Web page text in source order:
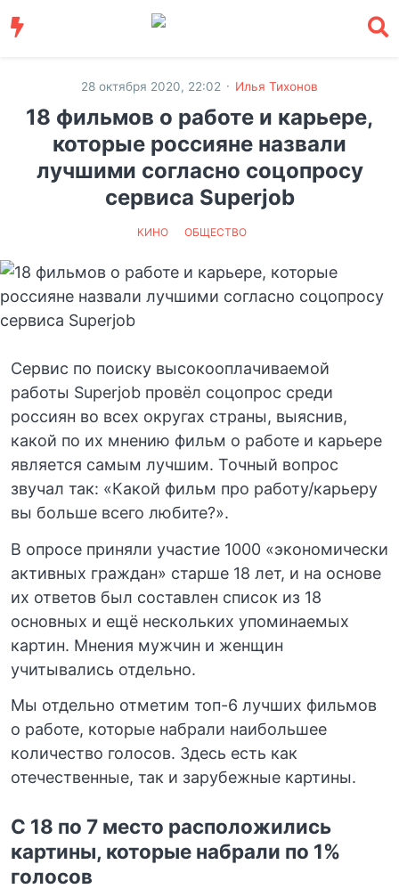
28 октября 2020, 22:02 · Илья Тихонов
18 фильмов о работе и карьере,
которые россияне назвали
лучшими согласно соцопросу
сервиса Superjob
КИНО ОБЩЕСТВО
Сервис по поиску высокооплачиваемой
работы Superjob провёл соцопрос среди
россиян во всех округах страны, выяснив,
какой по их мнению фильм о работе и карьере
является самым лучшим. Точный вопрос
звучал так: «Какой фильм про работу/карьеру
вы больше всего любите?».
В опросе приняли участие 1000 «экономически
активных граждан» старше 18 лет, и на основе
их ответов был составлен список из 18
основных и ещё нескольких упоминаемых
картин. Мнения мужчин и женщин
учитывались отдельно.
Мы отдельно отметим топ-6 лучших фильмов
о работе, которые набрали наибольшее
количество голосов. Здесь есть как
отечественные, так и зарубежные картины.
С 18 по 7 место расположились
картины, которые набрали по 1%
голосов